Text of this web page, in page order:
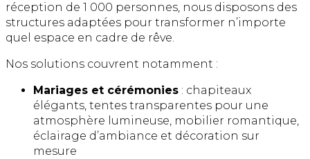
réception de 1 000 personnes, nous disposons des
structures adaptées pour transformer n’importe
quel espace en cadre de rêve.
Nos solutions couvrent notamment :
Mariages et cérémonies : chapiteaux
élégants, tentes transparentes pour une
atmosphère lumineuse, mobilier romantique,
éclairage d’ambiance et décoration sur
mesure